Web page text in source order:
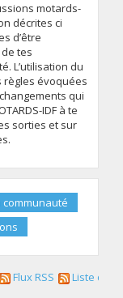
motards-
décrites ci
d’être
tes
L’utilisation du
règles évoquées
qui
IDF à te
sorties et sur
Flux RSS Liste des